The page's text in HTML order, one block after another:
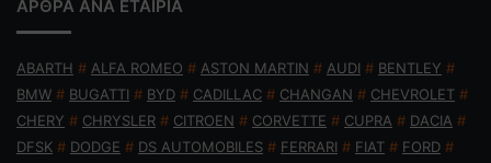
ΑΡΘΡΑ ΑΝΑ ΕΤΑΙΡΙΑ
ABARTH # ALFA ROMEO # ASTON MARTIN # AUDI # BENTLEY #
BMW # BUGATTI # BYD # CADILLAC # CHANGAN # CHEVROLET #
CHERY # CHRYSLER # CITROEN # CORVETTE # CUPRA # DACIA #
DFSK # DODGE # DS AUTOMOBILES # FERRARI # FIAT # FORD #